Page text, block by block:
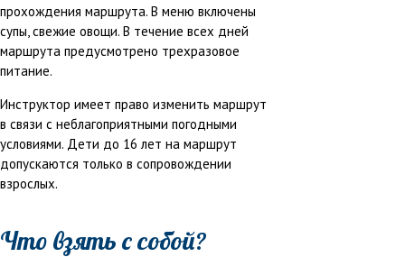
прохождения маршрута. В меню включены
супы, свежие овощи. В течение всех дней
маршрута предусмотрено трехразовое
питание.
Инструктор имеет право изменить маршрут
в связи с неблагоприятными погодными
условиями. Дети до 16 лет на маршрут
допускаются только в сопровождении
взрослых.
Что взять с собой?